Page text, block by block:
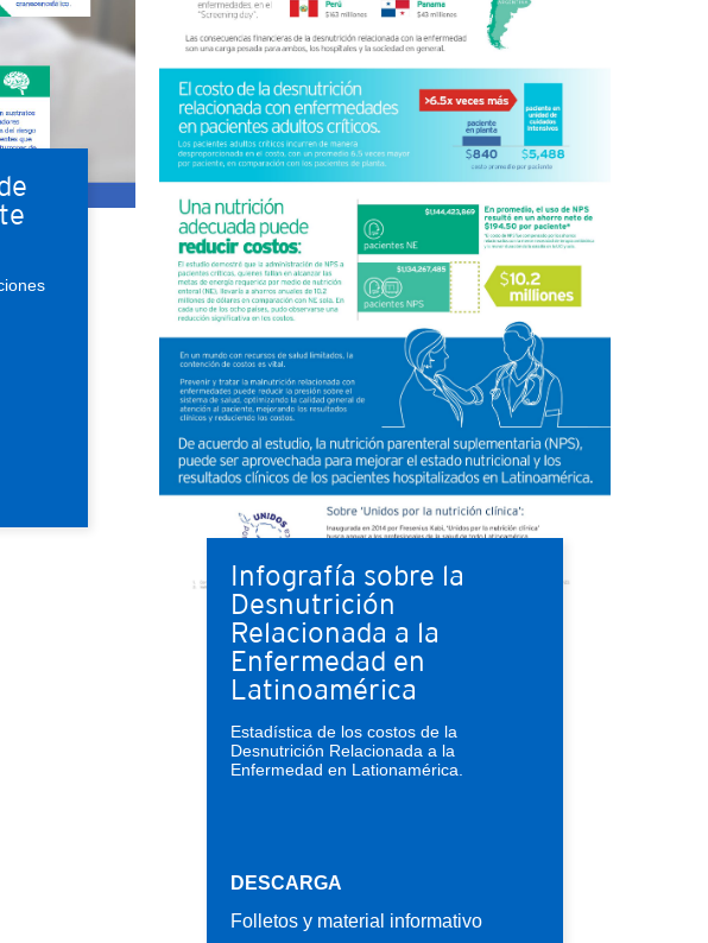
Infografía sobre la
Desnutrición
Relacionada a la
Enfermedad en
Latinoamérica
Estadística de los costos de la
Desnutrición Relacionada a la
Enfermedad en Lationamérica.
DESCARGA
Folletos y material informativo